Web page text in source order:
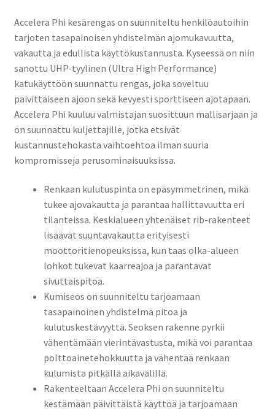
Accelera Phi kesärengas on suunniteltu henkilöautoihin
tarjoten tasapainoisen yhdistelmän ajomukavuutta,
vakautta ja edullista käyttökustannusta. Kyseessä on niin
sanottu UHP-tyylinen (Ultra High Performance)
katukäyttöön suunnattu rengas, joka soveltuu
päivittäiseen ajoon sekä kevyesti sporttiseen ajotapaan.
Accelera Phi kuuluu valmistajan suosittuun mallisarjaan ja
on suunnattu kuljettajille, jotka etsivät
kustannustehokasta vaihtoehtoa ilman suuria
kompromisseja perusominaisuuksissa.
Renkaan kulutuspinta on epäsymmetrinen, mikä
tukee ajovakautta ja parantaa hallittavuutta eri
tilanteissa. Keskialueen yhtenäiset rib-rakenteet
lisäävät suuntavakautta erityisesti
moottoritienopeuksissa, kun taas olka-alueen
lohkot tukevat kaarreajoa ja parantavat
sivuttaispitoa.
Kumiseos on suunniteltu tarjoamaan
tasapainoinen yhdistelmä pitoa ja
kulutuskestävyyttä. Seoksen rakenne pyrkii
vähentämään vierintävastusta, mikä voi parantaa
polttoainetehokkuutta ja vähentää renkaan
kulumista pitkällä aikavälillä.
Rakenteeltaan Accelera Phi on suunniteltu
kestämään päivittäistä käyttöä ja tarjoamaan